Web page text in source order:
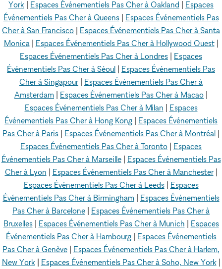
York
Espaces Événementiels Pas Cher à Oakland
Espaces
Événementiels Pas Cher à Queens| Espaces Événementiels Pas
Cher à San Francisco
Espaces Événementiels Pas Cher à Santa
Monica| Espaces Événementiels Pas Cher à Hollywood Ouest|
Espaces Événementiels Pas Cher à Londres
Espaces
Événementiels Pas Cher à Séoul
Espaces Événementiels Pas
Cher à Singapour
Espaces Événementiels Pas Cher à
Amsterdam
Espaces Événementiels Pas Cher à Macao
Espaces Événementiels Pas Cher à Milan
Espaces
Événementiels Pas Cher à Hong Kong
Espaces Événementiels
Pas Cher à Paris
Espaces Événementiels Pas Cher à Montréal
Espaces Événementiels Pas Cher à Toronto
Espaces
Événementiels Pas Cher à Marseille| Espaces Événementiels Pas
Cher à Lyon
Espaces Événementiels Pas Cher à Manchester|
Espaces Événementiels Pas Cher à Leeds| Espaces
Événementiels Pas Cher à Birmingham| Espaces Événementiels
Pas Cher à Barcelone
Espaces Événementiels Pas Cher à
Bruxelles| Espaces Événementiels Pas Cher à Munich
Espaces
Événementiels Pas Cher à Hambourg| Espaces Événementiels
Pas Cher à Genève
Espaces Événementiels Pas Cher à Harlem,
New York| Espaces Événementiels Pas Cher à Soho, New York|